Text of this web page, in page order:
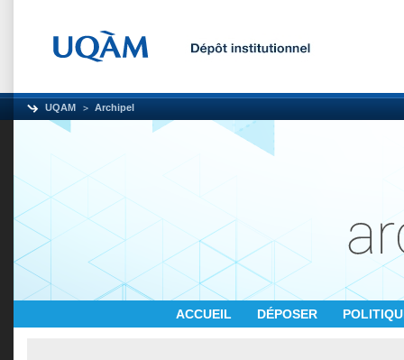
UQAM Archipel
ACCUEIL DÉPOSER